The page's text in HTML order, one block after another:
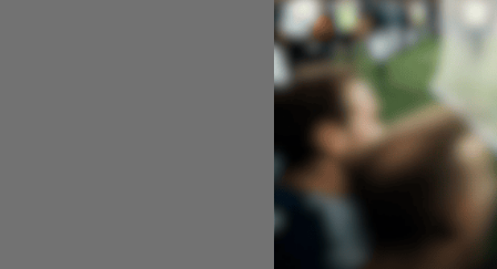
Bayern
Дървено
/